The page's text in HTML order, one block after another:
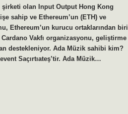
olan Input Output Hong Kong
sahip ve Ethereum’un (ETH) ve
Ethereum’un kurucu ortaklarından biri
Vakfı organizasyonu, geliştirme
destekleniyor. Ada Müzik sahibi kim?
Saçırtıateş’tir. Ada Müzik…